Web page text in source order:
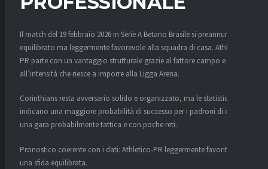
Il match del 19 febbraio 2026 in Serie A Betano Brasile si preannuncia
equilibrato ma leggermente favorevole alla squadra di casa. Athletico-
PR parte con un vantaggio strutturale grazie al fattore campo e
all’intensità che riesce a imporre alla Ligga Arena.
Corinthians resta avversario solido e organizzato, ma le statistiche
indicano una maggiore probabilità di successo per i padroni di casa in
una gara probabilmente tattica e con poche reti.
Pronostico coerente con i dati: Athletico-PR leggermente favorito in
una sfida equilibrata.